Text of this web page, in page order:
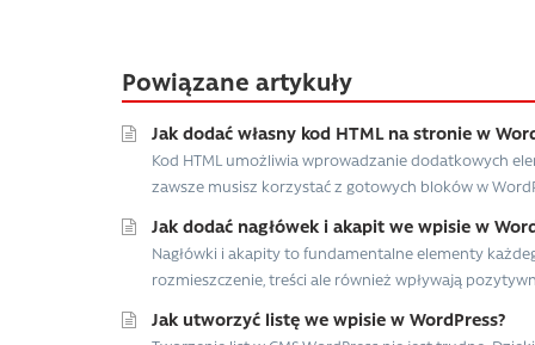
Powiązane artykuły
Jak dodać własny kod HTML na stronie w
Kod HTML umożliwia wprowadzanie dodatkowych
zawsze musisz korzystać z gotowych bloków w
Jak dodać nagłówek i akapit we wpisie w
Nagłówki i akapity to fundamentalne elementy
rozmieszczenie, treści ale również wpływają
Jak utworzyć listę we wpisie w WordPress?